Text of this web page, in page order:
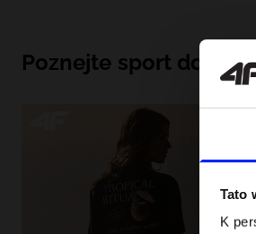
Tato
K
Poznejte sport do